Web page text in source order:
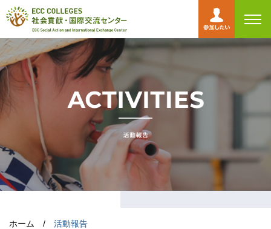
ホーム / 活動報告